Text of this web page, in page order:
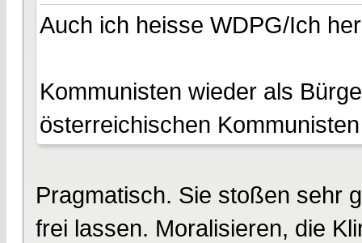
Auch ich heisse WDPG/Ich
Kommunisten wieder als
österreichischen
Pragmatisch. Sie stoßen sehr
frei lassen. Moralisieren, die